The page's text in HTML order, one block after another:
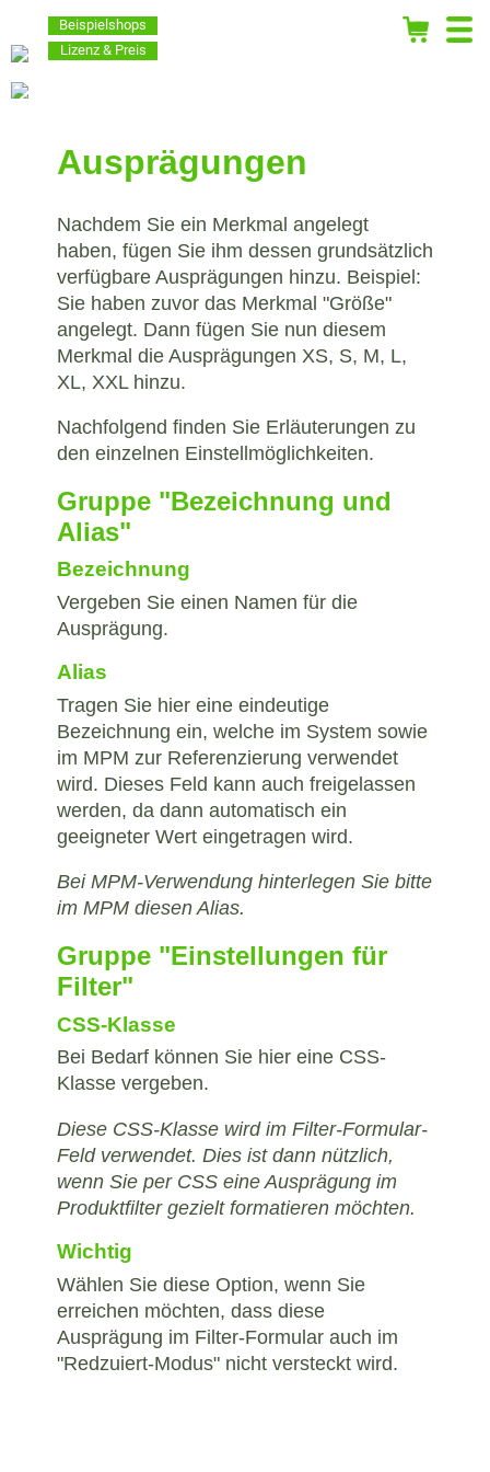
Beispielshops
Lizenz & Preis
Ausprägungen
Nachdem Sie ein Merkmal angelegt
haben, fügen Sie ihm dessen grundsätzlich
verfügbare Ausprägungen hinzu. Beispiel:
Sie haben zuvor das Merkmal "Größe"
angelegt. Dann fügen Sie nun diesem
Merkmal die Ausprägungen XS, S, M, L,
XL, XXL hinzu.
Nachfolgend finden Sie Erläuterungen zu
den einzelnen Einstellmöglichkeiten.
Gruppe "Bezeichnung und
Alias"
Bezeichnung
Vergeben Sie einen Namen für die
Ausprägung.
Alias
Tragen Sie hier eine eindeutige
Bezeichnung ein, welche im System sowie
im MPM zur Referenzierung verwendet
wird. Dieses Feld kann auch freigelassen
werden, da dann automatisch ein
geeigneter Wert eingetragen wird.
Bei MPM-Verwendung hinterlegen Sie bitte
im MPM diesen Alias.
Gruppe "Einstellungen für
Filter"
CSS-Klasse
Bei Bedarf können Sie hier eine CSS-
Klasse vergeben.
Diese CSS-Klasse wird im Filter-Formular-
Feld verwendet. Dies ist dann nützlich,
wenn Sie per CSS eine Ausprägung im
Produktfilter gezielt formatieren möchten.
Wichtig
Wählen Sie diese Option, wenn Sie
erreichen möchten, dass diese
Ausprägung im Filter-Formular auch im
"Redzuiert-Modus" nicht versteckt wird.